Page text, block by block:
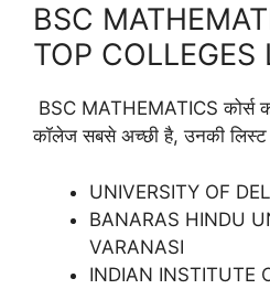
BSC
TOP COLLEGES
BSC MATHEMATICS कोर्स
कॉलेज सबसे अच्छी है, उनकी लिस्ट
UNIVERSITY OF
BANARAS HINDU
VARANASI
INDIAN INSTITUTE